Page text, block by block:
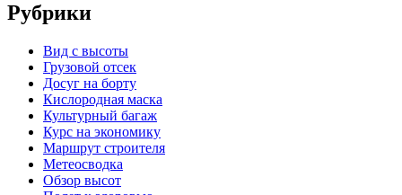
Рубрики
Вид с высоты
Грузовой отсек
Досуг на борту
Кислородная маска
Культурный багаж
Курс на экономику
Маршрут строителя
Метеосводка
Обзор высот